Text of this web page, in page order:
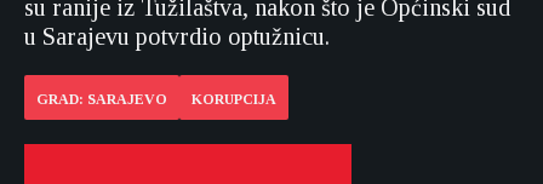
su ranije iz Tužilaštva, nakon što je Općinski sud
u Sarajevu potvrdio optužnicu.
GRAD: SARAJEVO KORUPCIJA